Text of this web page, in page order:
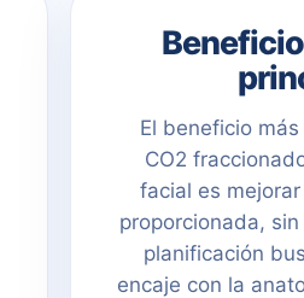
El beneficio
CO2
facial es
proporcionada,
planificación
encaje con la